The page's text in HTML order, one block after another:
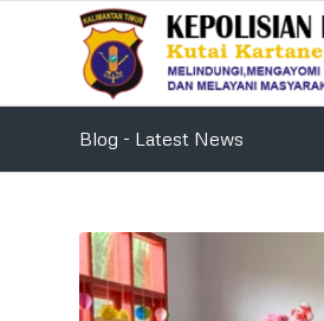
Blog - Latest News